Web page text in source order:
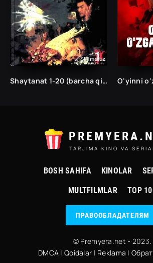
Shaytanat 1-20 (barcha qismlar) ШАЙТАНАТ: КИРОЛЛАР САЛТАНАТИ
TARJIMA KINO VA
BOSH SAHIFA KINOLAR
MULTFILMLAR TOP
ПРАВООБЛАДАТЕЛЯМ
© Premyera.net - 2023.
DMCA |Qoidalar | Reklama |